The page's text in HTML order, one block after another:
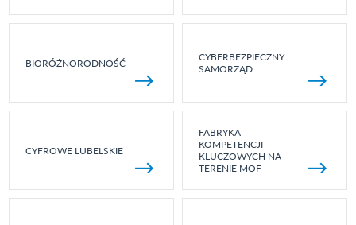
BIORÓŻNORODNOŚĆ
CYBERBEZPIECZNY
SAMORZĄD
CYFROWE LUBELSKIE
FABRYKA
KOMPETENCJI
KLUCZOWYCH NA
TERENIE MOF